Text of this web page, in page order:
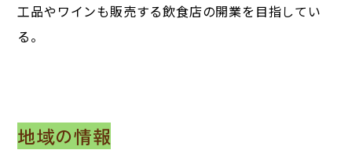
工品やワインも販売する飲食店の開業を目指してい
る。
地域の情報